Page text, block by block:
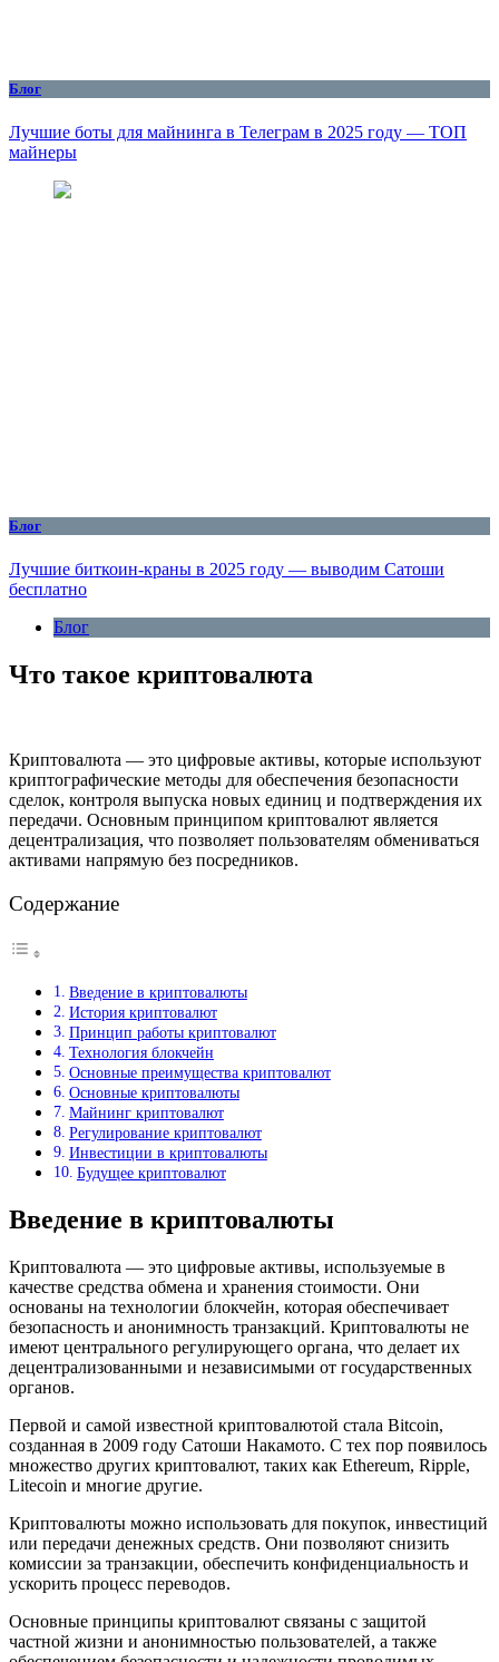
Блог
Лучшие боты для майнинга в Телеграм в 2025 году — ТОП
майнеры
Блог
Лучшие биткоин-краны в 2025 году — выводим Сатоши
бесплатно
Блог
Что такое криптовалюта
Криптовалюта — это цифровые активы, которые используют
криптографические методы для обеспечения безопасности
сделок, контроля выпуска новых единиц и подтверждения их
передачи. Основным принципом криптовалют является
децентрализация, что позволяет пользователям обмениваться
активами напрямую без посредников.
Содержание
Введение в криптовалюты
История криптовалют
Принцип работы криптовалют
Технология блокчейн
Основные преимущества криптовалют
Основные криптовалюты
Майнинг криптовалют
Регулирование криптовалют
Инвестиции в криптовалюты
Будущее криптовалют
Введение в криптовалюты
Криптовалюта — это цифровые активы, используемые в
качестве средства обмена и хранения стоимости. Они
основаны на технологии блокчейн, которая обеспечивает
безопасность и анонимность транзакций. Криптовалюты не
имеют центрального регулирующего органа, что делает их
децентрализованными и независимыми от государственных
органов.
Первой и самой известной криптовалютой стала Bitcoin,
созданная в 2009 году Сатоши Накамото. С тех пор появилось
множество других криптовалют, таких как Ethereum, Ripple,
Litecoin и многие другие.
Криптовалюты можно использовать для покупок, инвестиций
или передачи денежных средств. Они позволяют снизить
комиссии за транзакции, обеспечить конфиденциальность и
ускорить процесс переводов.
Основные принципы криптовалют связаны с защитой
частной жизни и анонимностью пользователей, а также